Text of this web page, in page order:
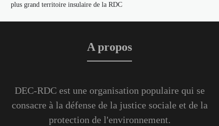
plus grand territoire insulaire de la RDC
A propos
DEC-RDC est une organisation populaire qui se
consacre à la défense de la justice sociale et de la
protection de l'environnement.